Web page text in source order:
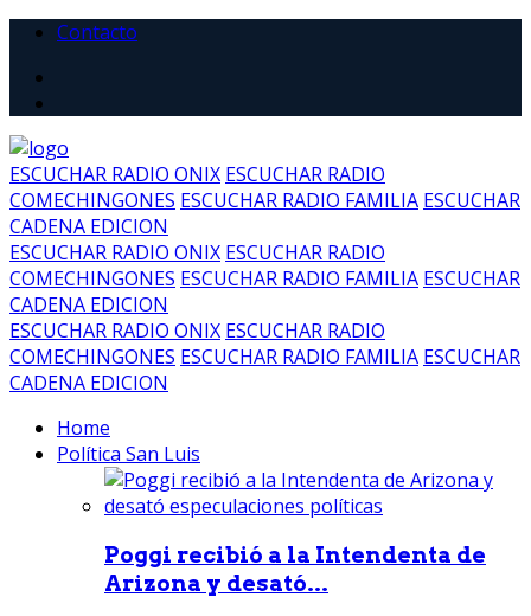
Contacto
ESCUCHAR RADIO ONIX ESCUCHAR RADIO
COMECHINGONES ESCUCHAR RADIO FAMILIA ESCUCHAR
CADENA EDICION
ESCUCHAR RADIO ONIX ESCUCHAR RADIO
COMECHINGONES ESCUCHAR RADIO FAMILIA ESCUCHAR
CADENA EDICION
ESCUCHAR RADIO ONIX ESCUCHAR RADIO
COMECHINGONES ESCUCHAR RADIO FAMILIA ESCUCHAR
CADENA EDICION
Home
Política San Luis
Poggi recibió a la Intendenta de
Arizona y desató...